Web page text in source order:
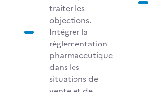
traiter les
objections.
Intégrer la
règlementation
pharmaceutique
dans les
situations de